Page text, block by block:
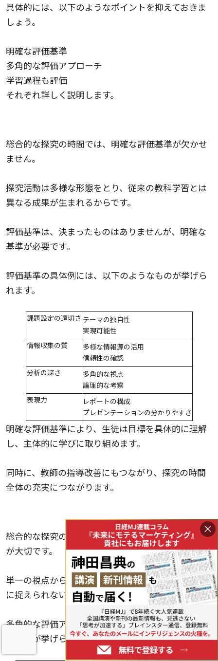
具体的には、以下のようなポイントを抑えておきま
しょう。
明確な評価基準
多角的な評価アプローチ
学習過程も評価
それぞれ詳しく説明します。
総合的な探究の時間では、明確な評価基準が欠かせ
ません。
探究活動は多様な形態をとり、従来の教科学習とは
異なる成果が生まれるからです。
評価基準は、決まったものはありませんが、明確な
基準が必要です。
評価基準の具体例には、以下のようなものが挙げら
れます。
課題設定の適切さ テーマの独自性
実現可能性
情報収集の質
多様な情報源の活用
信頼性の確認
分析の深さ
多角的な視点
論理的な考察
表現力
レポートの構成
プレゼンテーションの分かりやすさ
明確な評価基準により、生徒は目標を具体的に理解
し、主体的に学びに取り組めます。
同時に、教師の指導改善にもつながり、探究の時間
全体の充実につながります。
総合的な探究の時間では、多角的な評価アプローチ
が大切です。
単一の視点からの評価では、探究活動の成果を十分
に捉えられないからです。
多角的な評価アプローチの具体例には、以下のよう
なものが挙げられます。
×